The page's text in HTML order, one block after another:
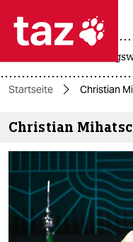
 taz
themen
öko
gesellschaft
Startseite Christian
Christian